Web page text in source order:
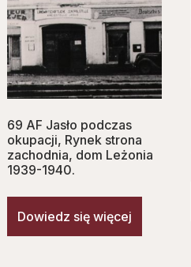
69 AF Jasło podczas
okupacji, Rynek strona
zachodnia, dom Leżonia
1939-1940.
Dowiedz się więcej